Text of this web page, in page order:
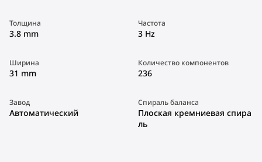
Толщина
3.8 mm
Частота
3 Hz
Ширина
31 mm
Количество компонентов
236
Завод
Автоматический
Спираль баланса
Плоская кремниевая спира
ль